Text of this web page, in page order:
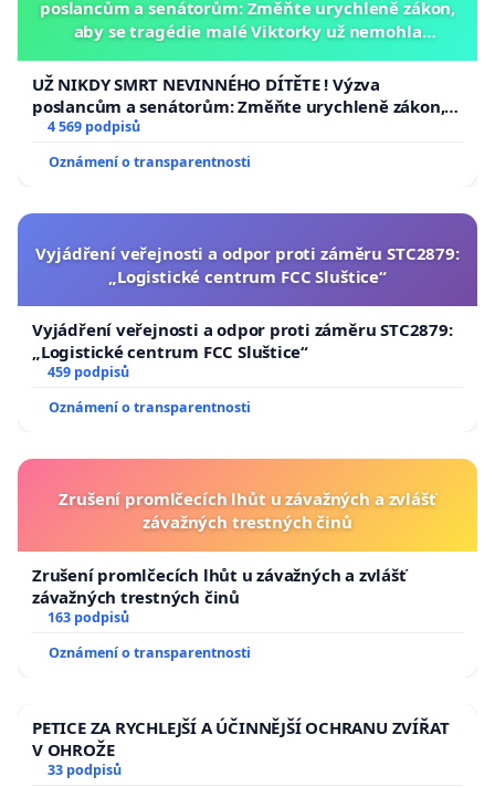
poslancům a senátorům: Změňte urychleně zákon,
aby se tragédie malé Viktorky už nemohla
UŽ NIKDY SMRT NEVINNÉHO DÍTĚTE ! Výzva
poslancům a senátorům: Změňte urychleně zákon,
aby se tragédie malé Viktorky už nemohla opakovat!
4 569 podpisů
Oznámení o transparentnosti
Vyjádření veřejnosti a odpor proti záměru STC2879:
„Logistické centrum FCC Sluštice“
Vyjádření veřejnosti a odpor proti záměru STC2879:
„Logistické centrum FCC Sluštice“
459 podpisů
Oznámení o transparentnosti
Zrušení promlčecích lhůt u závažných a zvlášť
závažných trestných činů
Zrušení promlčecích lhůt u závažných a zvlášť
závažných trestných činů
163 podpisů
Oznámení o transparentnosti
PETICE ZA RYCHLEJŠÍ A ÚČINNĚJŠÍ OCHRANU ZVÍŘAT
V OHROŽE
33 podpisů